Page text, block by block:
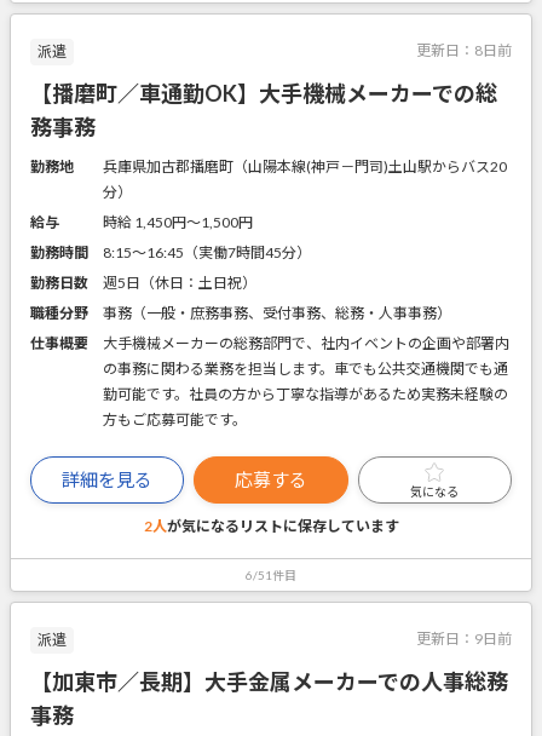
派遣 更新日： 8日前
【播磨町／車通勤OK】大手機械メーカーでの総
務事務
勤務地
兵庫県加古郡播磨町（山陽本線(神戸－門司)土山駅からバス20
分）
給与
時給 1,450円〜1,500円
勤務時間
8:15～16:45（実働7時間45分）
勤務日数
週5日（休日：土日祝）
職種分野
事務（一般・庶務事務、受付事務、総務・人事事務）
仕事概要
大手機械メーカーの総務部門で、社内イベントの企画や部署内
の事務に関わる業務を担当します。車でも公共交通機関でも通
勤可能です。社員の方から丁寧な指導があるため実務未経験の
方もご応募可能です。
詳細を見る 応募する
気になる
2人が気になるリストに保存しています
6/51件目
派遣 更新日： 9日前
【加東市／長期】大手金属メーカーでの人事総務
事務